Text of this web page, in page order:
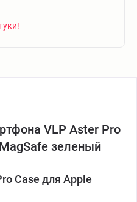
VLP Aster Pro
зеленый
Case для Apple